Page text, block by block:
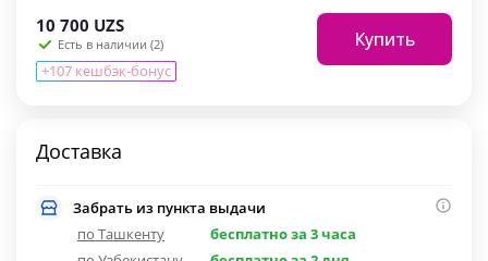
10 700 UZS
Есть в наличии (2)
+107 кешбэк-бонус
Купить
Доставка
Забрать из пункта выдачи
по Ташкенту
бесплатно за 3 часа